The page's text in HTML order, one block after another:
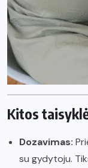
Kitos
Dozavimas:
su gydytoju.